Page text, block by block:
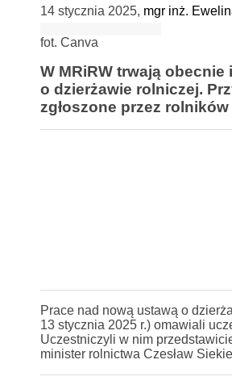
14 stycznia 2025, mgr inż.
fot. Canva
W MRiRW trwają
o dzierżawie rolniczej.
zgłoszone przez
Prace nad nową ustawą o
13 stycznia 2025 r.) omawiali
Uczestniczyli w nim
minister rolnictwa Czesław